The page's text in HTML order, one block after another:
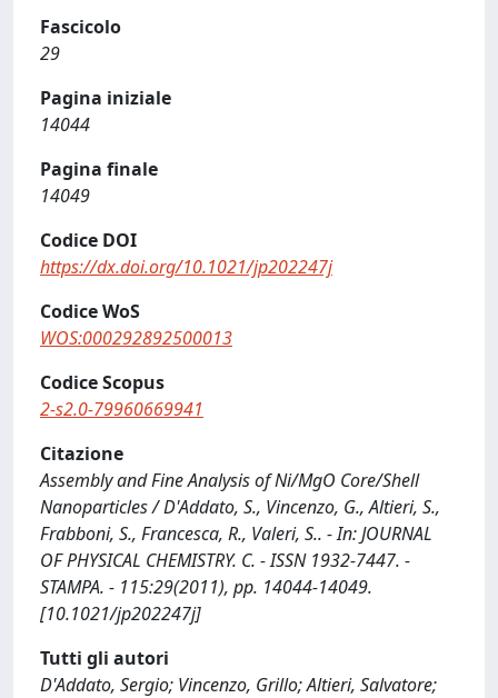
Fascicolo
29
Pagina iniziale
14044
Pagina finale
14049
Codice DOI
https://dx.doi.org/10.1021/jp202247j
Codice WoS
WOS:000292892500013
Codice Scopus
2-s2.0-79960669941
Citazione
Assembly and Fine Analysis of Ni/MgO Core/Shell
Nanoparticles / D'Addato, S., Vincenzo, G., Altieri, S.,
Frabboni, S., Francesca, R., Valeri, S.. - In: JOURNAL
OF PHYSICAL CHEMISTRY. C. - ISSN 1932-7447. -
STAMPA. - 115:29(2011), pp. 14044-14049.
[10.1021/jp202247j]
Tutti gli autori
D'Addato, Sergio; Vincenzo, Grillo; Altieri, Salvatore;